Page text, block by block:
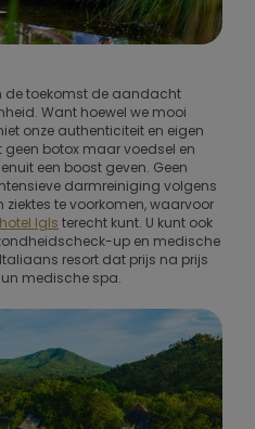
de toekomst de aandacht
Want hoewel we mooi
onze authenticiteit en eigen
geen botox maar voedsel en
een boost geven. Geen
darmreiniging volgens
te voorkomen, waarvoor
Igls terecht kunt. U kunt ook
up en medische
resort dat prijs na prijs
medische spa.